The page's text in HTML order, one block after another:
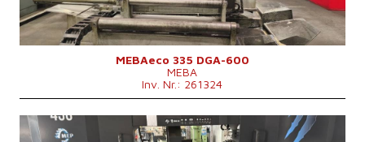
Kontrollsystem
nein
MEBAeco 335 DGA-600
MEBA
Inv. Nr.: 261324
Baujahr:
2022